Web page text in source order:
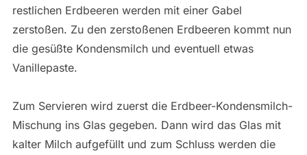
restlichen Erdbeeren werden mit einer Gabel
zerstoßen. Zu den zerstoßenen Erdbeeren kommt nun
die gesüßte Kondensmilch und eventuell etwas
Vanillepaste.
Zum Servieren wird zuerst die Erdbeer-Kondensmilch-
Mischung ins Glas gegeben. Dann wird das Glas mit
kalter Milch aufgefüllt und zum Schluss werden die